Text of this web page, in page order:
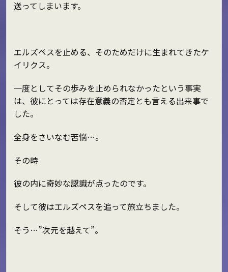
送ってしまいます。
エルズペスを止める、そのためだけに生まれてきたケ
イリクス。
一度としてその歩みを止められなかったという事実
は、彼にとっては存在意義の否定とも言える出来事で
した。
全身をさいなむ苦悩…。
その時
彼の内に奇妙な認識が点ったのです。
そして彼はエルズペスを追って旅立ちました。
そう…”次元を越えて”。